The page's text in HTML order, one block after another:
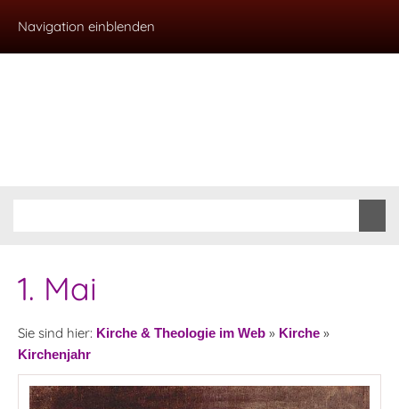
Navigation einblenden
1. Mai
Sie sind hier: Kirche & Theologie im Web » Kirche »
Kirchenjahr